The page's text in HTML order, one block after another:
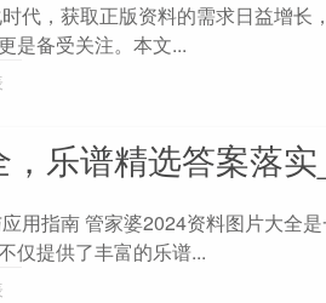
代，获取正版资料的需求日益增长
是备受关注。本文...
乐谱精选答案落
用指南 管家婆2024资料图片大全
仅提供了丰富的乐谱...